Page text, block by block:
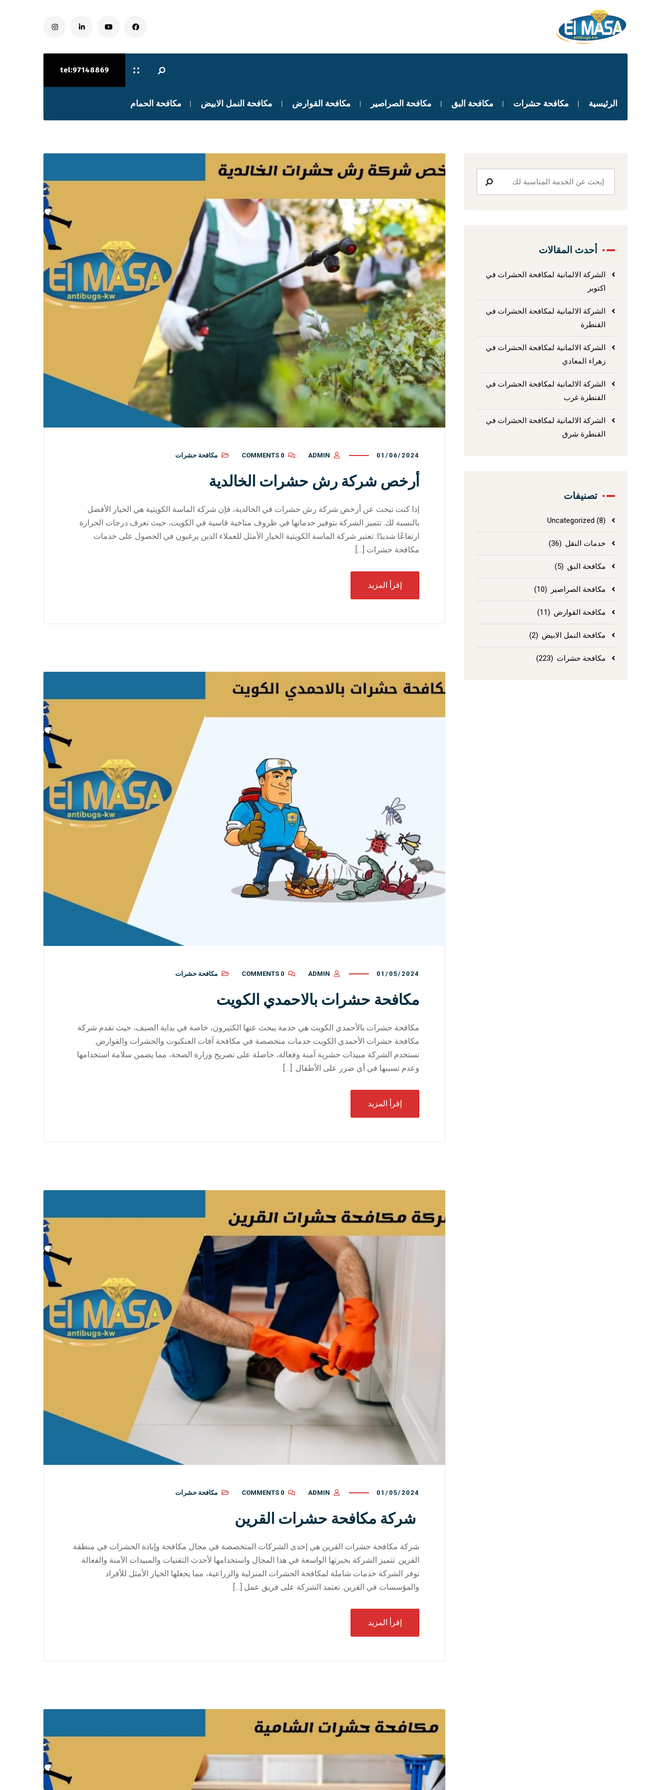
tel:97148869
الرئيسية مكافحة حشرات مكافحة البق مكافحة الصراصير مكافحة القوارض مكافحة النمل الابيض مكافحة الحمام
01/06/2024
ADMIN
0 COMMENTS مكافحة حشرات
أرخص شركة رش حشرات الخالدية
إذا كنت تبحث عن أرخص شركة رش حشرات في الخالدية، فإن شركة الماسة الكويتية هي الخيار الأفضل
بالنسبة لك. تتميز الشركة بتوفير خدماتها في ظروف مناخية قاسية في الكويت، حيث تعرف درجات الحرارة
ارتفاعًا شديدًا. تعتبر شركة الماسة الكويتية الخيار الأمثل للعملاء الذين يرغبون في الحصول على خدمات
مكافحة حشرات […]
إقرأ المزيد
01/05/2024
ADMIN
0 COMMENTS مكافحة حشرات
مكافحة حشرات بالاحمدي الكويت
مكافحة حشرات بالأحمدي الكويت هي خدمة يبحث عنها الكثيرون، خاصة في بداية الصيف، حيث تقدم شركة
مكافحة حشرات الأحمدي الكويت خدمات متخصصة في مكافحة آفات العنكبوت والحشرات والقوارض.
تستخدم الشركة مبيدات حشرية آمنة وفعالة، حاصلة على تصريح وزارة الصحة، مما يضمن سلامة استخدامها
وعدم تسببها في أي ضرر على الأطفال. […]
إقرأ المزيد
01/05/2024
ADMIN
0 COMMENTS مكافحة حشرات
شركة مكافحة حشرات القرين
شركة مكافحة حشرات القرين هي إحدى الشركات المتخصصة في مجال مكافحة وإبادة الحشرات في منطقة
القرين. تتميز الشركة بخبرتها الواسعة في هذا المجال واستخدامها لأحدث التقنيات والمبيدات الآمنة والفعالة.
توفر الشركة خدمات شاملة لمكافحة الحشرات المنزلية والزراعية، مما يجعلها الخيار الأمثل للأفراد
والمؤسسات في القرين. تعتمد الشركة على فريق عمل […]
إقرأ المزيد
أحدث المقالات
الشركة الالمانية لمكافحة الحشرات في
اكتوبر
الشركة الالمانية لمكافحة الحشرات في
القنطرة
الشركة الالمانية لمكافحة الحشرات في
زهراء المعادي
الشركة الالمانية لمكافحة الحشرات في
القنطرة غرب
الشركة الالمانية لمكافحة الحشرات في
القنطرة شرق
تصنيفات
Uncategorized (8)
خدمات النقل (36)
مكافحة البق (5)
مكافحة الصراصير (10)
مكافحة القوارض (11)
مكافحة النمل الابيض (2)
مكافحة حشرات (223)